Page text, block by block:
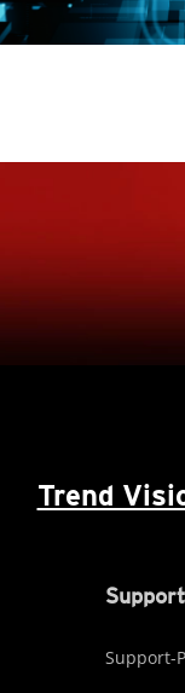
Trend
Support
Support-